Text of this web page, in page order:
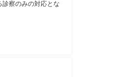
察のみの対応とな